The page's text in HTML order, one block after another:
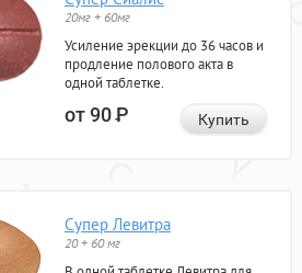
20мг + 60мг
Усиление эрекции до 36 часов и
продление полового акта в
одной таблетке.
от 90Р Купить
Супер Левитра
20 + 60 мг